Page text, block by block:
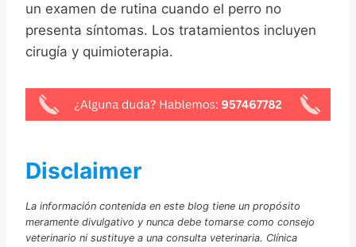
un examen de rutina cuando el perro no
presenta síntomas. Los tratamientos incluyen
cirugía y quimioterapia.
Disclaimer
La información contenida en este blog tiene un propósito
meramente divulgativo y nunca debe tomarse como consejo
veterinario ni sustituye a una consulta veterinaria. Clínica